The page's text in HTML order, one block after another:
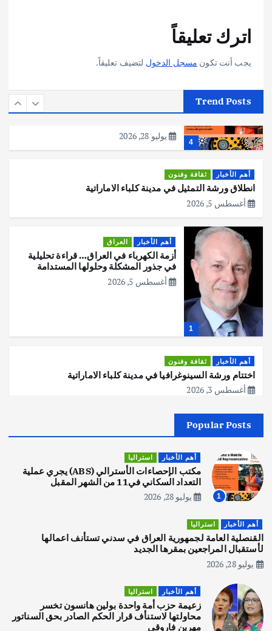
اترك تعليقاً
يجب أنت تكون مسجل الدخول لتضيف تعليقاً.
Trend Posts
هوي آن… مدينة الفوانيس وسحر التاريخ
4
مكتب الإحصاءات الأسترالي (ABS) يجري
عملية التعداد السكاني في11 من الشهر
يوليو 28, 2026
أهم الأخبار ثقافة وفنون
انطلاق ورشة التمثيل في مدينة كلباء الاماراتية
أغسطس 5, 2026
1
أهم الأخبار العراق
أزمة الكهرباء في العراق… قراءة تحليلية
في جذور المشكلة وحلولها المستدامة
أغسطس 5, 2026
أهم الأخبار ثقافة وفنون
اختتام ورشة السينوغرافيا في مدينة كلباء الاماراتية
أغسطس 3, 2026
2
اصبح بطلاً لأستراليا بلعبة كمال الاجسام
يوليو 30, 2026
3
يوليو 30, 2026
المقبل
يوليو 28, 2026
Popular Posts
1
أهم الأخبار استراليا
مكتب الإحصاءات الأسترالي (ABS) يجري عملية
التعداد السكاني في11 من الشهر المقبل
يوليو 28, 2026
أهم الأخبار استراليا
القنصلية العامة لجمهورية العراق في سدني تستأنف اعمالها
لأستقبال المراجعين بمقرها الجديد
يوليو 28, 2026
أهم الأخبار استراليا
زعيمة حزب أمة واحدة بولين هانسون تخسر
محاولتها لاستنأف قرار الحكم الصادر بحق السناتور
مهرين فاروقي